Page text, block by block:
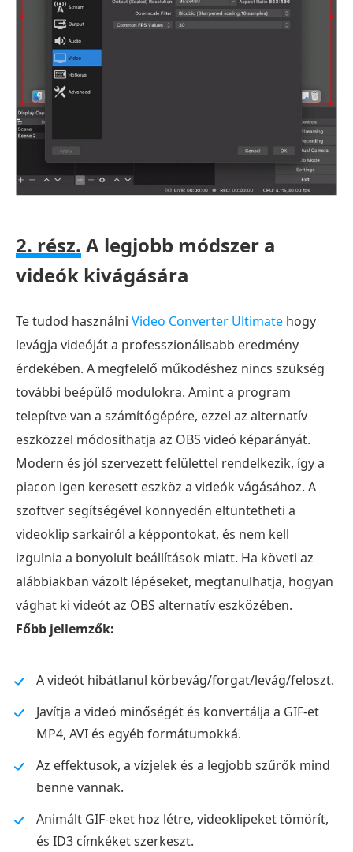
2. rész. A legjobb módszer a
videók kivágására
Te tudod használni Video Converter Ultimate hogy
levágja videóját a professzionálisabb eredmény
érdekében. A megfelelő működéshez nincs szükség
további beépülő modulokra. Amint a program
telepítve van a számítógépére, ezzel az alternatív
eszközzel módosíthatja az OBS videó képarányát.
Modern és jól szervezett felülettel rendelkezik, így a
piacon igen keresett eszköz a videók vágásához. A
szoftver segítségével könnyedén eltüntetheti a
videoklip sarkairól a képpontokat, és nem kell
izgulnia a bonyolult beállítások miatt. Ha követi az
alábbiakban vázolt lépéseket, megtanulhatja, hogyan
vághat ki videót az OBS alternatív eszközében.
Főbb jellemzők:
A videót hibátlanul körbevág/forgat/levág/feloszt.
Javítja a videó minőségét és konvertálja a GIF-et
MP4, AVI és egyéb formátumokká.
Az effektusok, a vízjelek és a legjobb szűrők mind
benne vannak.
Animált GIF-eket hoz létre, videoklipeket tömörít,
és ID3 címkéket szerkeszt.